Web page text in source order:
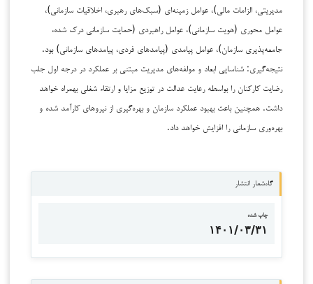
مدیریتی، الزامات مالی)، عوامل زمینه‌ای (سبک‌های رهبری، اخلاقیات سازمانی)،
عوامل محوری (هویت سازمانی)، عوامل راهبردی (حمایت سازمانی درک ‌شده،
جامعه‌پذیری سازمان)، عوامل پیامدی (پیامدهای فردی، پیامدهای سازمانی) بود.
نتیجه‌گیری: شناسایی ابعاد و مولفه‌های مدیریت مبتنی بر عملکرد در درجه اول جلب
رضایت کارکنان را بواسطه رعایت عدالت در توزیع مزایا و ارتقاء شغلی بهمراه خواهد
داشت. همچنین باعث بهبود عملکرد سازمان و بهره‌گیری از نیروهای کارآمد شده و
بهره‌وری سازمانی را افزایش خواهد داد.
گاه‌شمار انتشار
چاپ شده
۱۴۰۱/۰۳/۳۱